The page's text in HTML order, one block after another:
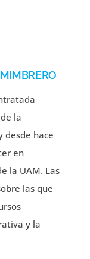
la
desde hace
en
la UAM. Las
las que
y la